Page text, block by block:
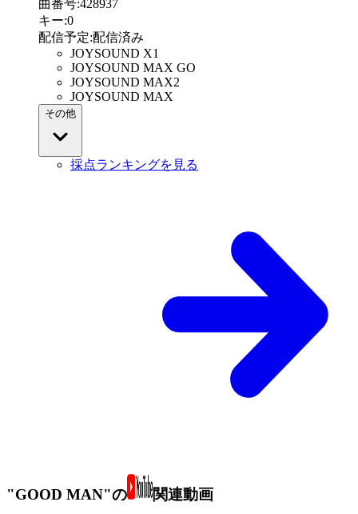
曲番号:428937
キー:0
配信予定:配信済み
JOYSOUND X1
JOYSOUND MAX GO
JOYSOUND MAX2
JOYSOUND MAX
その他
採点ランキングを見る
"GOOD MAN"の 関連動画